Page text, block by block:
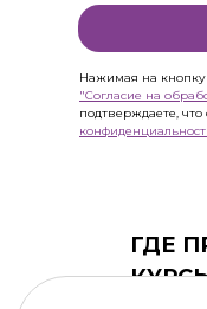
Нажимая на
"Согласие на
подтверждаете,
ГДЕ